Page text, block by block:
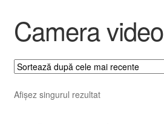
Coș
Despre noi
Camera video
Afișez singurul rezultat